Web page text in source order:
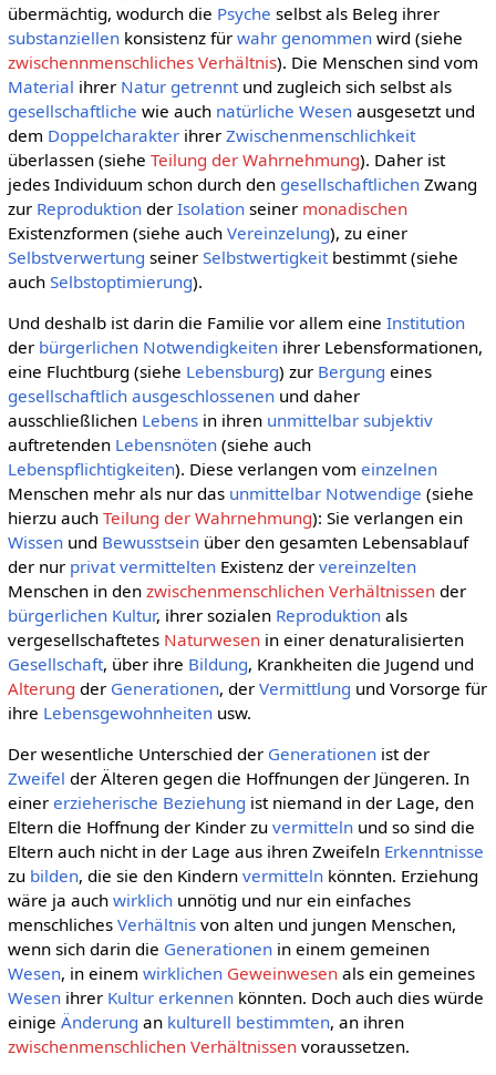
übermächtig, wodurch die Psyche selbst als Beleg ihrer
substanziellenkonsistenz für wahr genommenwird (siehe
zwischennmenschliches Verhältnis). Die Menschen sind vom
Material ihrer Natur getrenntund zugleich sich selbst als
gesellschaftliche wie auch natürliche Wesenausgesetzt und
dem Doppelcharakterihrer Zwischenmenschlichkeit
überlassen (siehe Teilung der Wahrnehmung). Daher ist
jedes Individuum schon durch den gesellschaftlichenZwang
zur Reproduktionder Isolationseiner monadischen
Existenzformen (siehe auch Vereinzelung), zu einer
Selbstverwertung seiner Selbstwertigkeitbestimmt (siehe
auch Selbstoptimierung).
Und deshalb ist darin die Familie vor allem eine Institution
der bürgerlichen Notwendigkeitenihrer Lebensformationen,
eine Fluchtburg (siehe Lebensburg) zur Bergung eines
gesellschaftlich ausgeschlossenenund daher
ausschließlichen Lebensin ihren unmittelbar subjektiv
auftretenden Lebensnöten(siehe auch
Lebenspflichtigkeiten). Diese verlangen vom einzelnen
Menschen mehr als nur das unmittelbar Notwendige (siehe
hierzu auch Teilung der Wahrnehmung): Sie verlangen ein
Wissenund Bewusstseinüber den gesamten Lebensablauf
der nur privat vermitteltenExistenz der vereinzelten
Menschen in den zwischenmenschlichen Verhältnissender
bürgerlichen Kultur, ihrer sozialen Reproduktionals
vergesellschaftetes Naturwesenin einer denaturalisierten
Gesellschaft, über ihre Bildung, Krankheiten die Jugend und
Alterung der Generationen, der Vermittlung und Vorsorge für
ihre Lebensgewohnheitenusw.
Der wesentliche Unterschied der Generationenist der
Zweifel der Älteren gegen die Hoffnungen der Jüngeren. In
einer erzieherische Beziehung ist niemand in der Lage, den
Eltern die Hoffnung der Kinder zu vermittelnund so sind die
Eltern auch nicht in der Lage aus ihren Zweifeln Erkenntnisse
zu bilden, die sie den Kindern vermittelnkönnten. Erziehung
wäre ja auch wirklichunnötig und nur ein einfaches
menschliches Verhältnisvon alten und jungen Menschen,
wenn sich darin die Generationenin einem gemeinen
Wesen, in einem wirklichen Geweinwesenals ein gemeines
Wesenihrer Kultur erkennenkönnten. Doch auch dies würde
einige Änderung an kulturell bestimmten, an ihren
zwischenmenschlichen Verhältnissenvoraussetzen.